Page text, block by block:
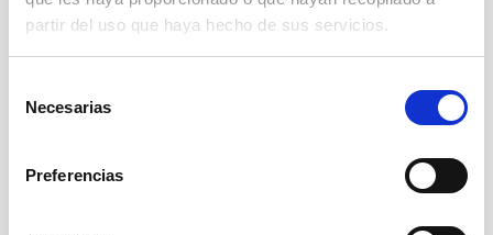
partir del uso que haya hecho de sus servicios.
Necesarias
Preferencias
404
La ruta